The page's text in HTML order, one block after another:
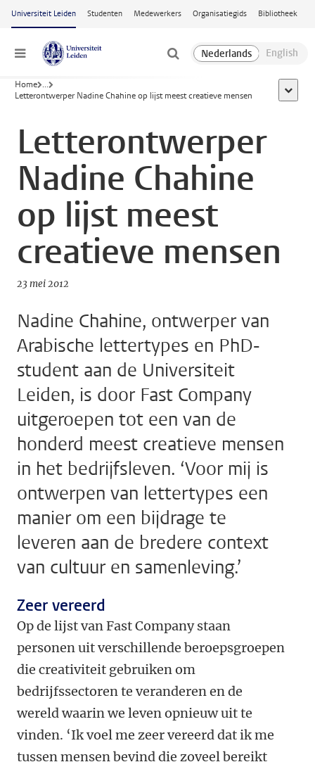
Ga naar hoofdinhoud
Universiteit Leiden Studenten Medewerkers Organisatiegids Bibliotheek
Menu
Home ...
Letterontwerper Nadine Chahine op lijst meest creatieve mensen
toon
Letterontwerper
Nadine Chahine
op lijst meest
creatieve mensen
23 mei 2012
Nadine Chahine, ontwerper van
Arabische lettertypes en PhD-
student aan de Universiteit
Leiden, is door Fast Company
uitgeroepen tot een van de
honderd meest creatieve mensen
in het bedrijfsleven. ‘Voor mij is
ontwerpen van lettertypes een
manier om een bijdrage te
leveren aan de bredere context
van cultuur en samenleving.’
Zeer vereerd
Op de lijst van Fast Company staan
personen uit verschillende beroepsgroepen
die creativiteit gebruiken om
bedrijfssectoren te veranderen en de
wereld waarin we leven opnieuw uit te
vinden. ‘Ik voel me zeer vereerd dat ik me
tussen mensen bevind die zoveel bereikt